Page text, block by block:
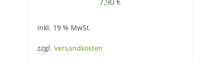
inkl. 19 % MwSt.
zzgl. Versandkosten